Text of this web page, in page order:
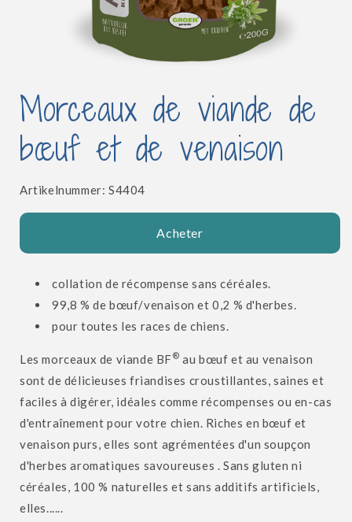
média
1
dans
une
fenêtre
modale
Morceaux de viande de
bœuf et de venaison
Artikelnummer: SKU:
S4404
Acheter
collation de récompense sans céréales.
99,8 % de bœuf/venaison et 0,2 % d'herbes.
pour toutes les races de chiens.
Les morceaux de viande BF® au bœuf et au venaison
sont de délicieuses friandises croustillantes, saines et
faciles à digérer, idéales comme récompenses ou en-cas
d'entraînement pour votre chien. Riches en bœuf et
venaison purs, elles sont agrémentées d'un soupçon
d'herbes aromatiques savoureuses . Sans gluten ni
céréales, 100 % naturelles et sans additifs artificiels,
elles......